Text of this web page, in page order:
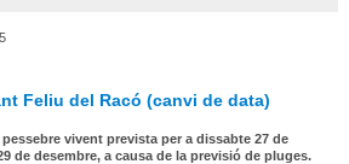
Feliu del Racó (canvi de data)
vivent prevista per a dissabte 27 de
de desembre, a causa de la previsió de pluges.